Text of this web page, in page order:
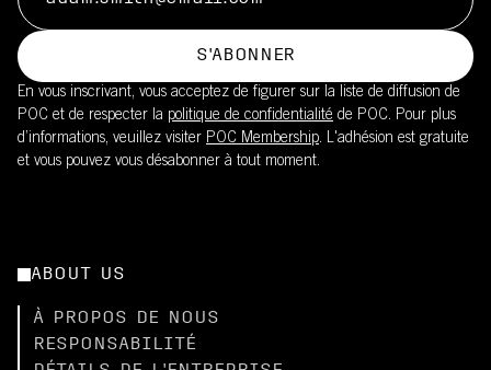
S'ABONNER
En vous inscrivant, vous acceptez de figurer sur la liste de diffusion de
POC et de respecter la politique de confidentialité de POC. Pour plus
d’informations, veuillez visiter POC Membership. L'adhésion est gratuite
et vous pouvez vous désabonner à tout moment.
ABOUT US
À PROPOS DE NOUS
RESPONSABILITÉ